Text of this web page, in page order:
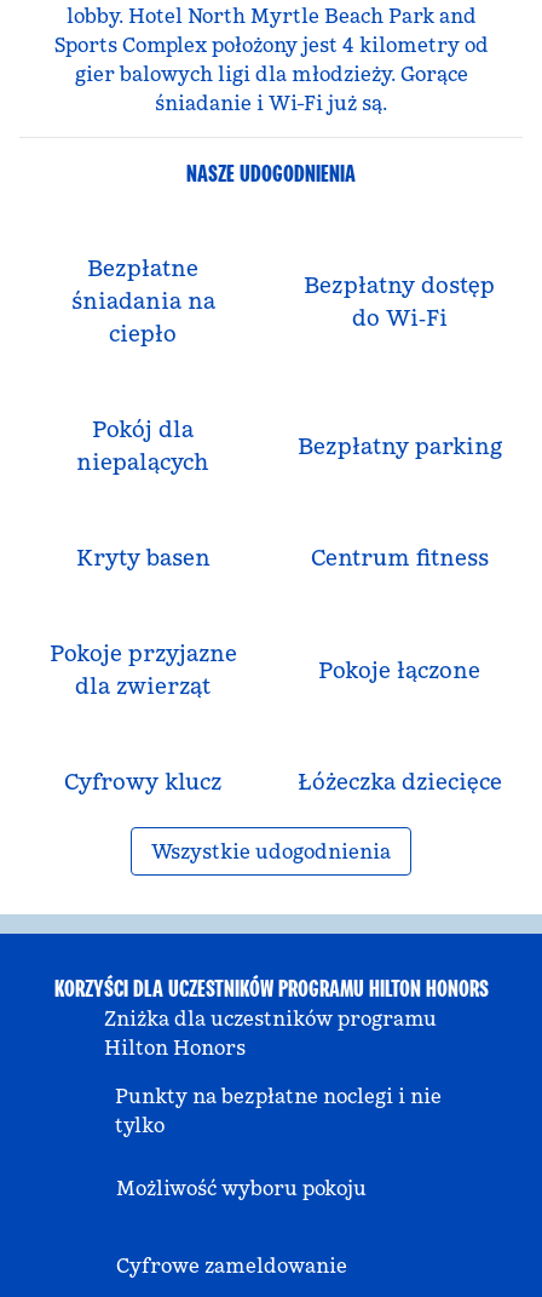
lobby. Hotel North Myrtle Beach Park and
Sports Complex położony jest 4 kilometry od
gier balowych ligi dla młodzieży. Gorące
śniadanie i Wi-Fi już są.
NASZE UDOGODNIENIA
Bezpłatne
śniadania na
ciepło
Bezpłatny dostęp
do Wi‑Fi
Pokój dla
niepalących
Bezpłatny parking
Kryty basen Centrum fitness
Pokoje przyjazne
dla zwierząt
Pokoje łączone
Cyfrowy klucz Łóżeczka dziecięce
Wszystkie udogodnienia
KORZYŚCI DLA UCZESTNIKÓW PROGRAMU HILTON HONORS
Zniżka dla uczestników programu
Hilton Honors
Punkty na bezpłatne noclegi i nie
tylko
Możliwość wyboru pokoju
Cyfrowe zameldowanie